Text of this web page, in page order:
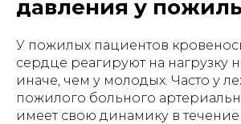
давления у
У пожилых пациентов
сердце реагируют на нагрузку
иначе, чем у молодых. Часто у
пожилого больного
имеет свою динамику в течение
облегчит ежедневный уход
и реабилитацию
ПОДРОБНЕЕ